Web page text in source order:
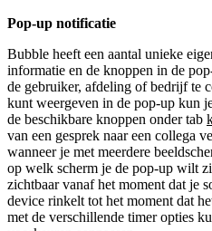
Pop-up notificatie
Bubble heeft een aantal unieke
informatie en de knoppen in de
de gebruiker, afdeling of bedrijf te
kunt weergeven in de pop-up kun
de beschikbare knoppen onder tab
van een gesprek naar een collega
wanneer je met meerdere
op welk scherm je de pop-up wilt
zichtbaar vanaf het moment dat je
device rinkelt tot het moment dat
met de verschillende timer opties